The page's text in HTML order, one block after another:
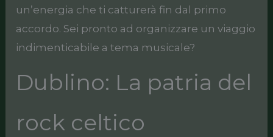
un’energia che ti catturerà fin dal primo
accordo. Sei pronto ad organizzare un viaggio
indimenticabile a tema musicale?
Dublino: La patria del
rock celtico